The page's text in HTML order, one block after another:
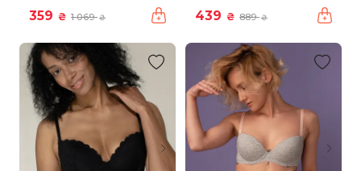
359 ₴ 1 069₴ 439 ₴ 889₴